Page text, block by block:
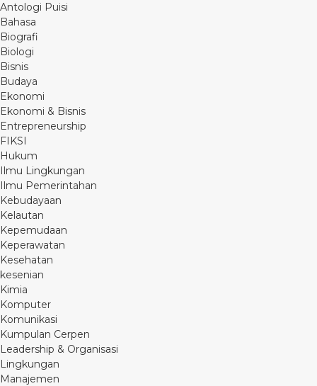
Antologi Puisi
Bahasa
Biografi
Biologi
Bisnis
Budaya
Ekonomi
Ekonomi & Bisnis
Entrepreneurship
FIKSI
Hukum
Ilmu Lingkungan
Ilmu Pemerintahan
Kebudayaan
Kelautan
Kepemudaan
Keperawatan
Kesehatan
kesenian
Kimia
Komputer
Komunikasi
Kumpulan Cerpen
Leadership & Organisasi
Lingkungan
Manajemen